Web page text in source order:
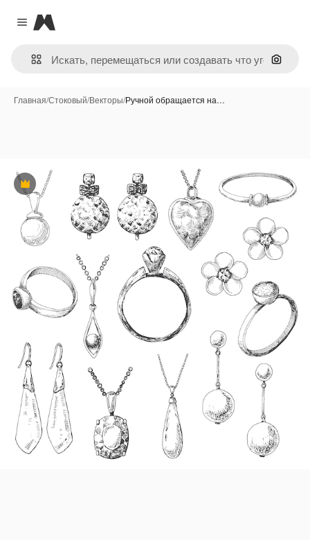
Close menu
Magnific
Поиск
Главная/Стоковый/Векторы/Ручной обращается на…
Премиум